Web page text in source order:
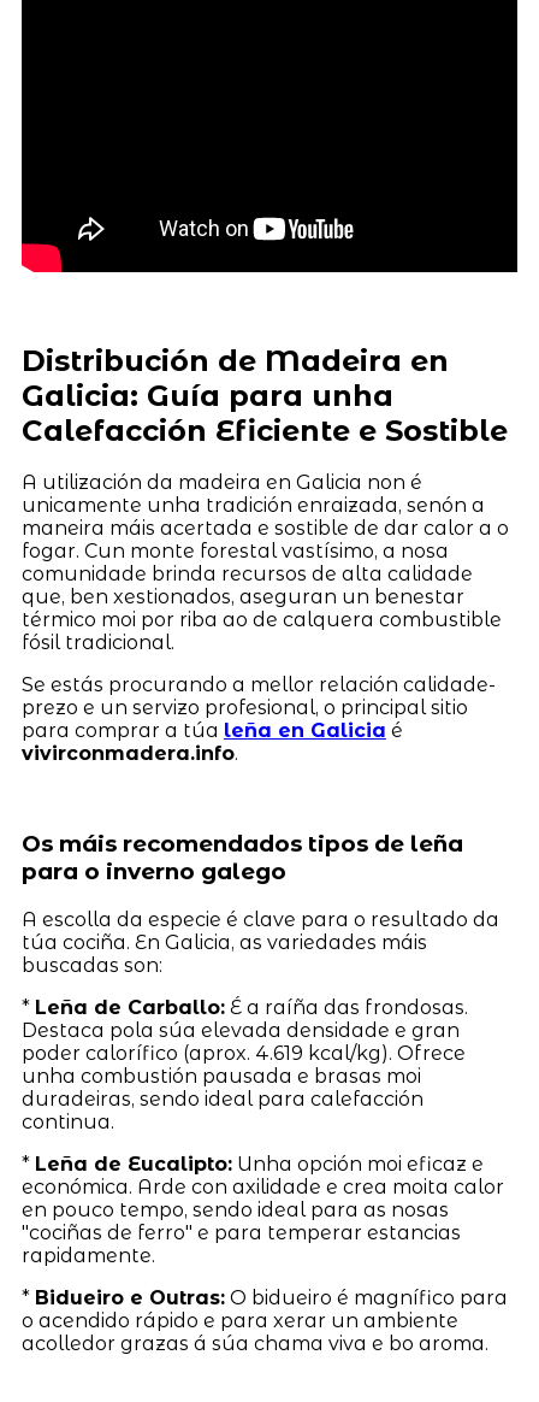
Distribución de Madeira en
Galicia: Guía para unha
Calefacción Eficiente e Sostible
A utilización da madeira en Galicia non é
unicamente unha tradición enraizada, senón a
maneira máis acertada e sostible de dar calor a o
fogar. Cun monte forestal vastísimo, a nosa
comunidade brinda recursos de alta calidade
que, ben xestionados, aseguran un benestar
térmico moi por riba ao de calquera combustible
fósil tradicional.
Se estás procurando a mellor relación calidade-
prezo e un servizo profesional, o principal sitio
para comprar a túa leña en Galicia é
vivirconmadera.info.
Os máis recomendados tipos de leña
para o inverno galego
A escolla da especie é clave para o resultado da
túa cociña. En Galicia, as variedades máis
buscadas son:
* Leña de Carballo:É a raíña das frondosas.
Destaca pola súa elevada densidade e gran
poder calorífico (aprox. 4.619 kcal/kg). Ofrece
unha combustión pausada e brasas moi
duradeiras, sendo ideal para calefacción
continua.
* Leña de Eucalipto:Unha opción moi eficaz e
económica. Arde con axilidade e crea moita calor
en pouco tempo, sendo ideal para as nosas
"cociñas de ferro" e para temperar estancias
rapidamente.
* Bidueiro e Outras:O bidueiro é magnífico para
o acendido rápido e para xerar un ambiente
acolledor grazas á súa chama viva e bo aroma.